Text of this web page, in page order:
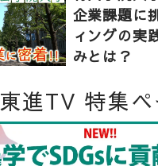
企業課題に
ィングの実
みとは？
東進TV 特集ペ